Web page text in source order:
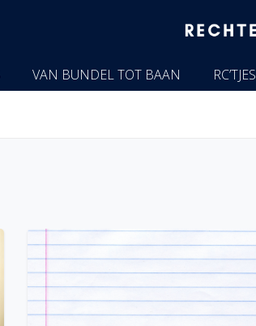
VAN BUNDEL TOT BAAN RC’TJES